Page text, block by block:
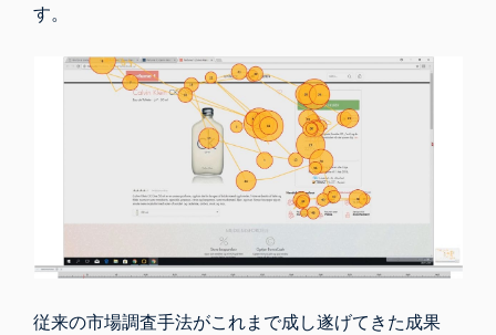
す。
従来の市場調査手法がこれまで成し遂げてきた成果